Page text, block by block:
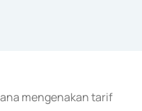
mengenakan tarif